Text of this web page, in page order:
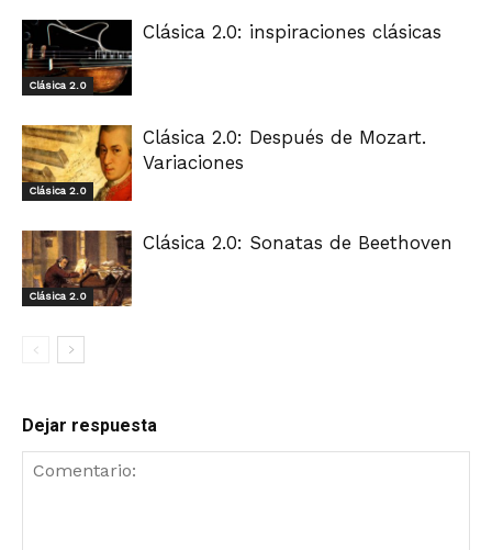
Clásica 2.0
Clásica 2.0: inspiraciones clásicas
Clásica 2.0
Clásica 2.0: Después de Mozart.
Variaciones
Clásica 2.0
Clásica 2.0: Sonatas de Beethoven
Dejar respuesta